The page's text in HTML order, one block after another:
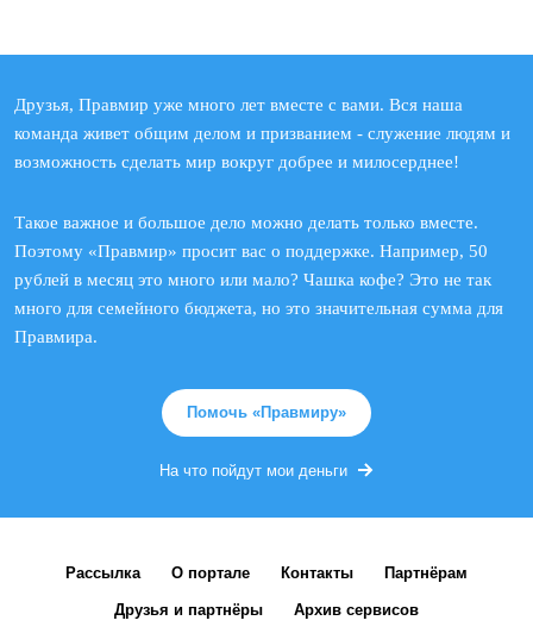
Друзья, Правмир уже много лет вместе с вами. Вся наша
команда живет общим делом и призванием - служение людям и
возможность сделать мир вокруг добрее и милосерднее!
Такое важное и большое дело можно делать только вместе.
Поэтому «Правмир» просит вас о поддержке. Например, 50
рублей в месяц это много или мало? Чашка кофе? Это не так
много для семейного бюджета, но это значительная сумма для
Правмира.
Помочь «Правмиру»
На что пойдут мои деньги
Рассылка О портале Контакты Партнёрам
Друзья и партнёры Архив сервисов